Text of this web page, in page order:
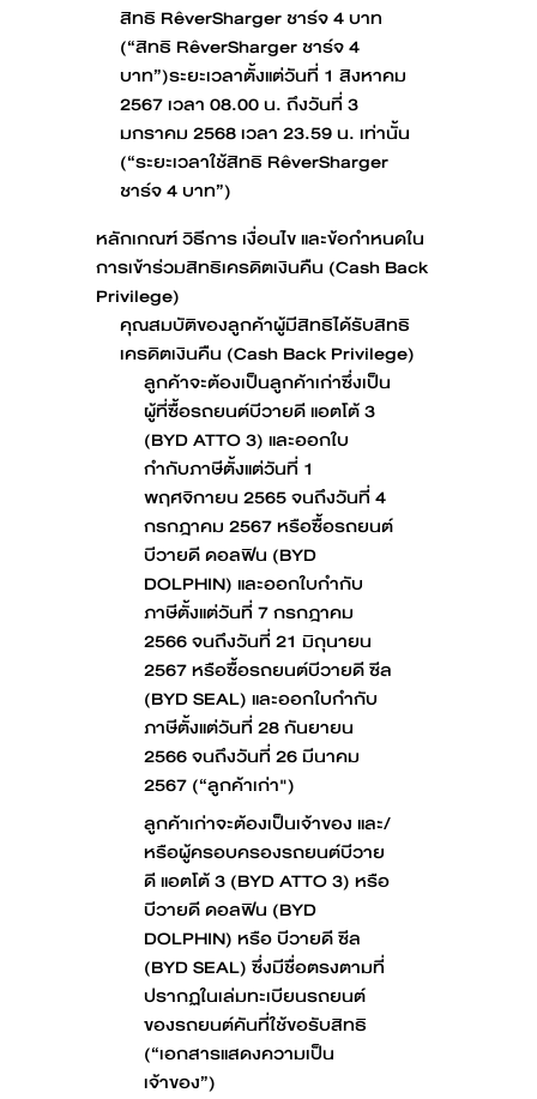
สิทธิ RêverSharger ชาร์จ 4 บาท
(“สิทธิ RêverSharger ชาร์จ 4
บาท”)ระยะเวลาตั้งแต่วันที่ 1 สิงหาคม
2567 เวลา 08.00 น. ถึงวันที่ 3
มกราคม 2568 เวลา 23.59 น. เท่านั้น
(“ระยะเวลาใช้สิทธิ RêverSharger
ชาร์จ 4 บาท”)
หลักเกณฑ์ วิธีการ เงื่อนไข และข้อกำหนดใน
การเข้าร่วมสิทธิเครดิตเงินคืน (Cash Back
Privilege)
คุณสมบัติของลูกค้าผู้มีสิทธิได้รับสิทธิ
เครดิตเงินคืน (Cash Back Privilege)
ลูกค้าจะต้องเป็นลูกค้าเก่าซึ่งเป็น
ผู้ที่ซื้อรถยนต์บีวายดี แอตโต้ 3
(BYD ATTO 3) และออกใบ
กำกับภาษีตั้งแต่วันที่ 1
พฤศจิกายน 2565 จนถึงวันที่ 4
กรกฎาคม 2567 หรือซื้อรถยนต์
บีวายดี ดอลฟิน (BYD
DOLPHIN) และออกใบกำกับ
ภาษีตั้งแต่วันที่ 7 กรกฎาคม
2566 จนถึงวันที่ 21 มิถุนายน
2567 หรือซื้อรถยนต์บีวายดี ซีล
(BYD SEAL) และออกใบกำกับ
ภาษีตั้งแต่วันที่ 28 กันยายน
2566 จนถึงวันที่ 26 มีนาคม
2567 (“ลูกค้าเก่า")
ลูกค้าเก่าจะต้องเป็นเจ้าของ และ/
หรือผู้ครอบครองรถยนต์บีวาย
ดี แอตโต้ 3 (BYD ATTO 3) หรือ
บีวายดี ดอลฟิน (BYD
DOLPHIN) หรือ บีวายดี ซีล
(BYD SEAL) ซึ่งมีชื่อตรงตามที่
ปรากฏในเล่มทะเบียนรถยนต์
ของรถยนต์คันที่ใช้ขอรับสิทธิ
(“เอกสารแสดงความเป็น
เจ้าของ”)